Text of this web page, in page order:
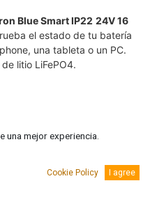
Blue Smart IP22 24V 16
el estado de tu batería
una tableta o un PC.
litio LiFePO4.
mejor experiencia.
Cookie Policy I agree